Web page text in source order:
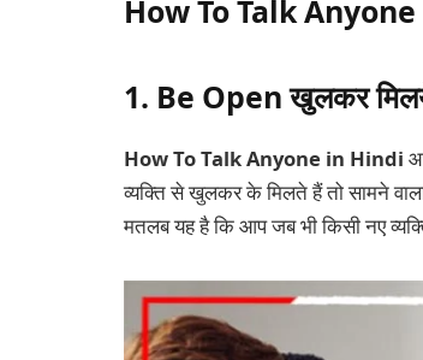
How To Talk
1. Be Open खुलकर
How To Talk Anyone in Hindi
व्यक्ति से खुलकर के मिलते हैं तो सामने
मतलब यह है कि आप जब भी किसी नए